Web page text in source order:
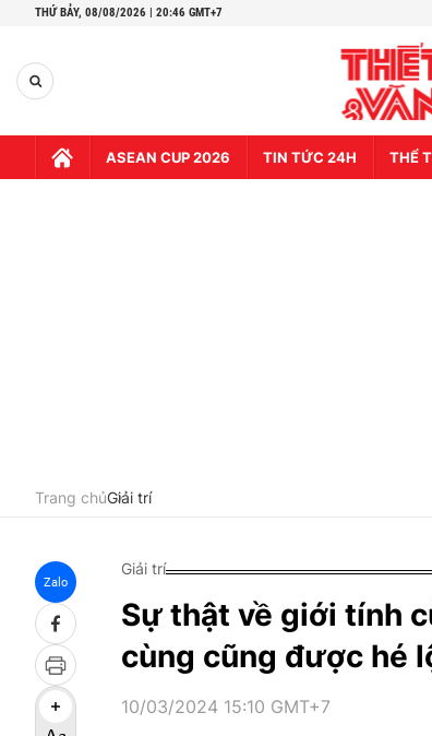
THỨ BẢY, 08/08/2026 | 20:46 GMT+7
ASEAN CUP 2026 TIN TỨC 24H THỂ
Trang chủGiải trí
Zalo
Giải trí
Sự thật về giới tính
cùng cũng được hé
10/03/2024 15:10 GMT+7